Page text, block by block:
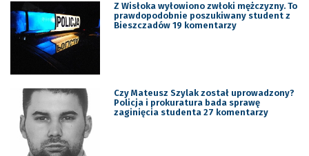
Z Wisłoka wyłowiono zwłoki mężczyzny. To
prawdopodobnie poszukiwany student z
Bieszczadów 19 komentarzy
Czy Mateusz Szylak został uprowadzony?
Policja i prokuratura bada sprawę
zaginięcia studenta 27 komentarzy